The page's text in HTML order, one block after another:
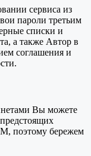
сервиса из
пароли третьим
списки и
а также Автор в
соглашения и
Вы можете
поэтому бережем